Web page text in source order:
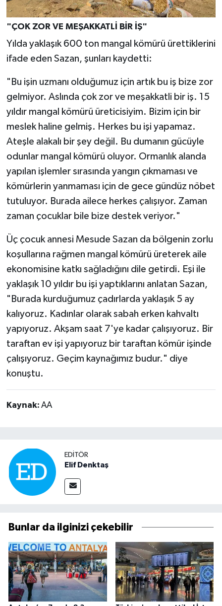
"ÇOK ZOR VE MEŞAKKATLİ BİR İŞ"
Yılda yaklaşık 600 ton mangal kömürü ürettiklerini
ifade eden Sazan, şunları kaydetti:
"Bu işin uzmanı olduğumuz için artık bu iş bize zor
gelmiyor. Aslında çok zor ve meşakkatli bir iş. 15
yıldır mangal kömürü üreticisiyim. Bizim için bir
meslek haline gelmiş. Herkes bu işi yapamaz.
Ateşle alakalı bir şey değil. Bu dumanın gücüyle
odunlar mangal kömürü oluyor. Ormanlık alanda
yapılan işlemler sırasında yangın çıkmaması ve
kömürlerin yanmaması için de gece gündüz nöbet
tutuluyor. Burada ailece herkes çalışıyor. Zaman
zaman çocuklar bile bize destek veriyor."
Üç çocuk annesi Mesude Sazan da bölgenin zorlu
koşullarına rağmen mangal kömürü üreterek aile
ekonomisine katkı sağladığını dile getirdi. Eşi ile
yaklaşık 10 yıldır bu işi yaptıklarını anlatan Sazan,
"Burada kurduğumuz çadırlarda yaklaşık 5 ay
kalıyoruz. Kadınlar olarak sabah erken kahvaltı
yapıyoruz. Akşam saat 7'ye kadar çalışıyoruz. Bir
taraftan ev işi yapıyoruz bir taraftan kömür işinde
çalışıyoruz. Geçim kaynağımız budur." diye
konuştu.
Kaynak: AA
EDITÖR
Elif Denktaş
Bunlar da ilginizi çekebilir